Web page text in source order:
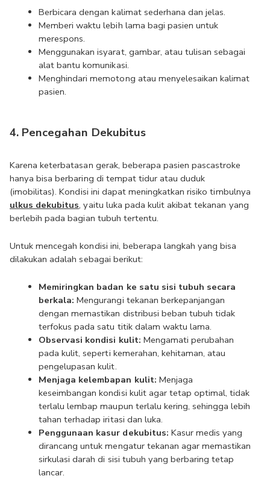
Berbicara dengan kalimat sederhana dan jelas.
Memberi waktu lebih lama bagi pasien untuk
merespons.
Menggunakan isyarat, gambar, atau tulisan sebagai
alat bantu komunikasi.
Menghindari memotong atau menyelesaikan kalimat
pasien.
4. Pencegahan Dekubitus
Karena keterbatasan gerak, beberapa pasien pascastroke
hanya bisa berbaring di tempat tidur atau duduk
ulkus dekubitus, yaitu luka pada kulit akibat tekanan yang
berlebih pada bagian tubuh tertentu.
Untuk mencegah kondisi ini, beberapa langkah yang bisa
dilakukan adalah sebagai berikut:
Memiringkan badan ke satu sisi tubuh secara
berkala: Mengurangi tekanan berkepanjangan
dengan memastikan distribusi beban tubuh tidak
terfokus pada satu titik dalam waktu lama.
Observasi kondisi kulit: Mengamati perubahan
pada kulit, seperti kemerahan, kehitaman, atau
pengelupasan kulit.
Menjaga kelembapan kulit: Menjaga
keseimbangan kondisi kulit agar tetap optimal, tidak
terlalu lembap maupun terlalu kering, sehingga lebih
tahan terhadap iritasi dan luka.
Penggunaan kasur dekubitus: Kasur medis yang
dirancang untuk mengatur tekanan agar memastikan
sirkulasi darah di sisi tubuh yang berbaring tetap
lancar.